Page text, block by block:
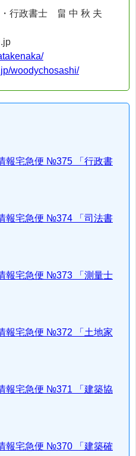
行政書士 畠 中 秋 夫
woodychosashi/
報宅急便 №375 「行政書
報宅急便 №374 「司法書
報宅急便 №373 「測量士
報宅急便 №372 「土地家
報宅急便 №371 「建築協
報宅急便 №370 「建築確